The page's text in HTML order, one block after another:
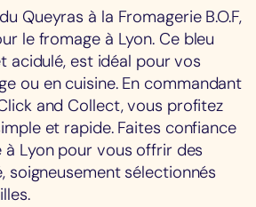
Queyras à la Fromagerie B.O.F,
le fromage à Lyon. Ce bleu
acidulé, est idéal pour vos
ou en cuisine. En commandant
and Collect, vous profitez
et rapide. Faites confiance
Lyon pour vous offrir des
soigneusement sélectionnés